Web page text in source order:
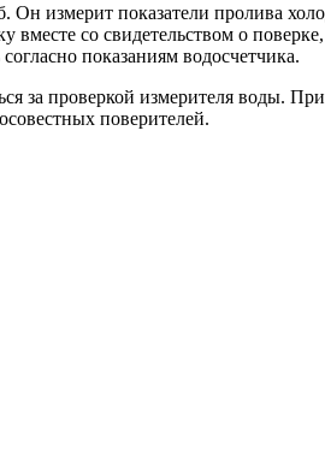
измерит показатели пролива
со свидетельством о
показаниям водосчетчика.
проверкой измерителя воды.
поверителей.